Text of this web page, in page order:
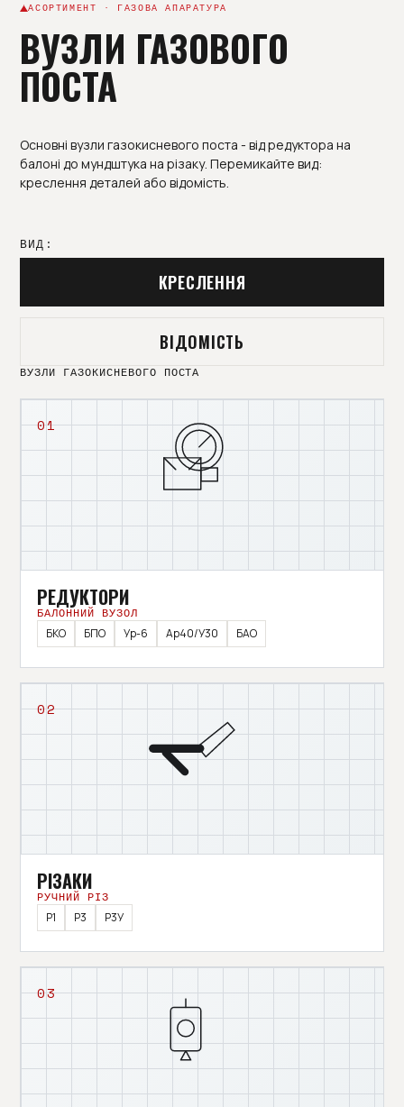
АСОРТИМЕНТ · ГАЗОВА АПАРАТУРА
ВУЗЛИ ГАЗОВОГО
ПОСТА
Основні вузли газокисневого поста - від редуктора на
балоні до мундштука на різаку. Перемикайте вид:
креслення деталей або відомість.
ВИД:
КРЕСЛЕННЯ
ВІДОМІСТЬ
ВУЗЛИ ГАЗОКИСНЕВОГО ПОСТА
01
РЕДУКТОРИ
БАЛОННИЙ ВУЗОЛ
БКО
БПО Ур-6 Ар40/У30 БАО
02
РІЗАКИ
РУЧНИЙ РІЗ
Р1
Р3 Р3У
03